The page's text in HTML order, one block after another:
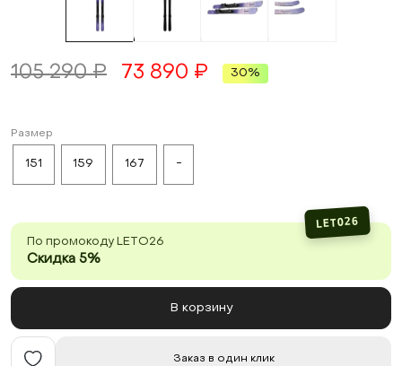
105 290 ₽ 73 890 ₽ 30%
Размер
151 159 167 -
LETO26
По промокоду LETO26
Скидка 5%
В корзину
Заказ в один клик